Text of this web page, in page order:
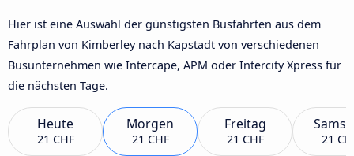
Hier ist eine Auswahl der günstigsten Busfahrten aus dem
Fahrplan von Kimberley nach Kapstadt von verschiedenen
Busunternehmen wie Intercape, APM oder Intercity Xpress für
die nächsten Tage.
Heute
21 CHF
Morgen
21 CHF
Freitag
21 CHF 21